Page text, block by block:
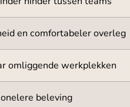
en comfortabeler overleg
omliggende werkplekken
beleving